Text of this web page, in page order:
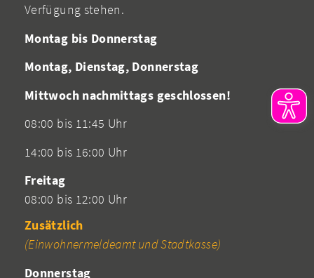
Verfügung stehen.
Montag bis Donnerstag
Montag, Dienstag, Donnerstag
Mittwoch nachmittags geschlossen!
08:00 bis 11:45 Uhr
14:00 bis 16:00 Uhr
Freitag
08:00 bis 12:00 Uhr
Zusätzlich
(Einwohnermeldeamt und Stadtkasse)
Donnerstag